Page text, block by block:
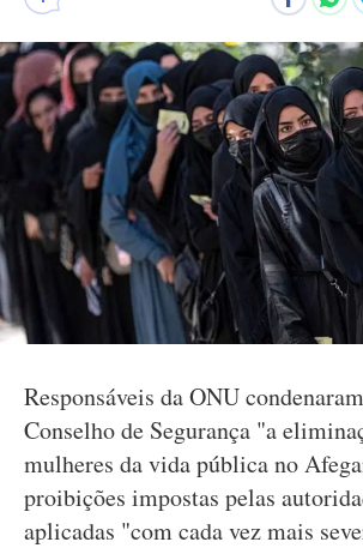
Responsáveis da ONU
Conselho de Segurança "a
mulheres da vida pública no
proibições impostas pelas
aplicadas "com cada vez mais